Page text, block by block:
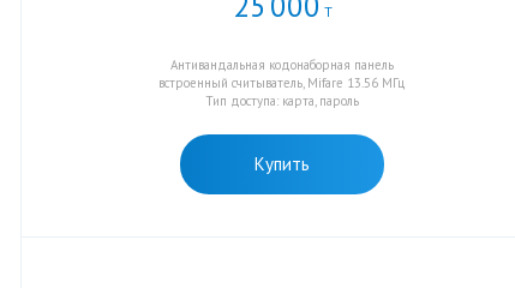
Т
Антивандальная кодонаборная панель
встроенный считыватель, Mifare 13.56 МГц
Тип доступа: карта, пароль
Купить